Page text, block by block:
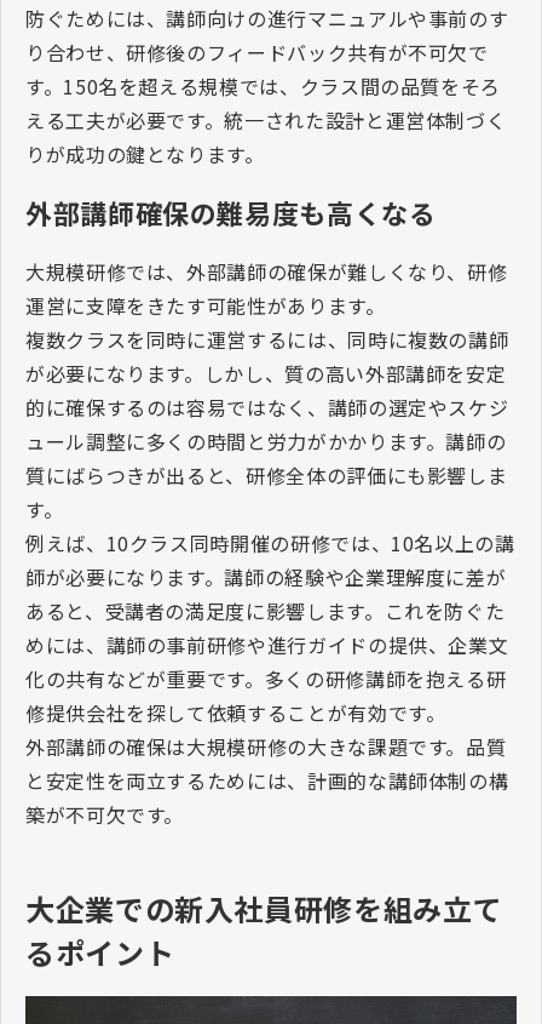
防ぐためには、講師向けの進行マニュアルや事前のす
り合わせ、研修後のフィードバック共有が不可欠で
す。 150名を超える規模では、クラス間の品質をそろ
える工夫が必要です。統一された設計と運営体制づく
りが成功の鍵となります。
外部講師確保の難易度も高くなる
大規模研修では、外部講師の確保が難しくなり、研修
運営に支障をきたす可能性があります。
複数クラスを同時に運営するには、同時に複数の講師
が必要になります。しかし、質の高い外部講師を安定
的に確保するのは容易ではなく、講師の選定やスケジ
ュール調整に多くの時間と労力がかかります。講師の
質にばらつきが出ると、研修全体の評価にも影響しま
す。
例えば、 10クラス同時開催の研修では、 10名以上の講
師が必要になります。講師の経験や企業理解度に差が
あると、受講者の満足度に影響します。これを防ぐた
めには、講師の事前研修や進行ガイドの提供、企業文
化の共有などが重要です。多くの研修講師を抱える研
修提供会社を探して依頼することが有効です。
外部講師の確保は大規模研修の大きな課題です。品質
と安定性を両立するためには、計画的な講師体制の構
築が不可欠です。
大企業での新入社員研修を組み立て
るポイント